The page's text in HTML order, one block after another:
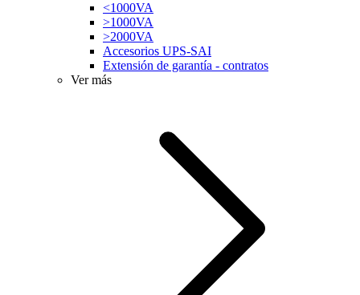
<1000VA
>1000VA
>2000VA
Accesorios UPS-SAI
Extensión de garantía - contratos
Ver más